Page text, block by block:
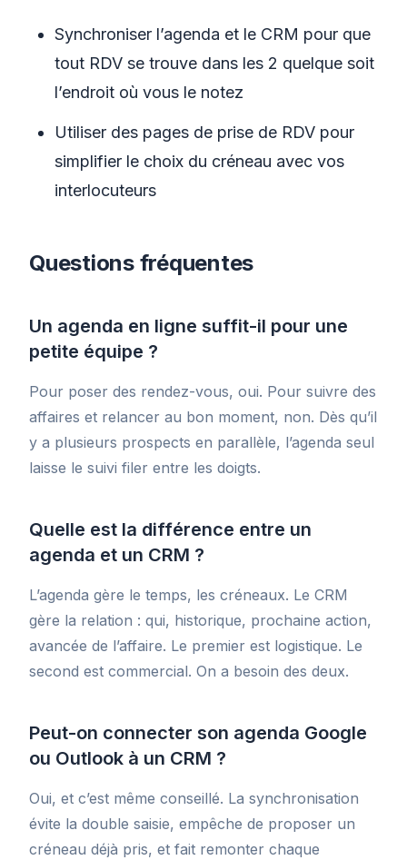
Synchroniser l’agenda et le CRM pour que
tout RDV se trouve dans les 2 quelque soit
l’endroit où vous le notez
Utiliser des pages de prise de RDV pour
simplifier le choix du créneau avec vos
interlocuteurs
Questions fréquentes
Un agenda en ligne suffit-il pour une
petite équipe ?
Pour poser des rendez-vous, oui. Pour suivre des
affaires et relancer au bon moment, non. Dès qu’il
y a plusieurs prospects en parallèle, l’agenda seul
laisse le suivi filer entre les doigts.
Quelle est la différence entre un
agenda et un CRM ?
L’agenda gère le temps, les créneaux. Le CRM
gère la relation : qui, historique, prochaine action,
avancée de l’affaire. Le premier est logistique. Le
second est commercial. On a besoin des deux.
Peut-on connecter son agenda Google
ou Outlook à un CRM ?
Oui, et c’est même conseillé. La synchronisation
évite la double saisie, empêche de proposer un
créneau déjà pris, et fait remonter chaque